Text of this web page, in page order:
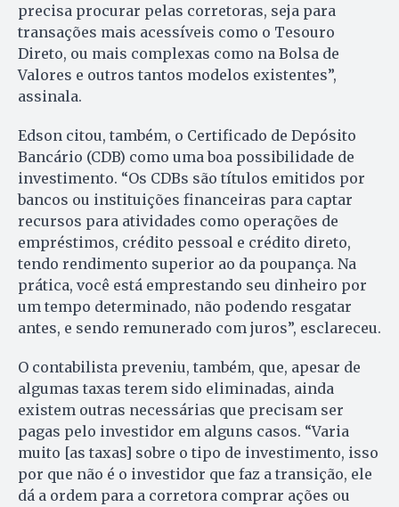
precisa procurar pelas corretoras, seja para
transações mais acessíveis como o Tesouro
Direto, ou mais complexas como na Bolsa de
Valores e outros tantos modelos existentes”,
assinala.
Edson citou, também, o Certificado de Depósito
Bancário (CDB) como uma boa possibilidade de
investimento. “Os CDBs são títulos emitidos por
bancos ou instituições financeiras para captar
recursos para atividades como operações de
empréstimos, crédito pessoal e crédito direto,
tendo rendimento superior ao da poupança. Na
prática, você está emprestando seu dinheiro por
um tempo determinado, não podendo resgatar
antes, e sendo remunerado com juros”, esclareceu.
O contabilista preveniu, também, que, apesar de
algumas taxas terem sido eliminadas, ainda
existem outras necessárias que precisam ser
pagas pelo investidor em alguns casos. “Varia
muito [as taxas] sobre o tipo de investimento, isso
por que não é o investidor que faz a transição, ele
dá a ordem para a corretora comprar ações ou